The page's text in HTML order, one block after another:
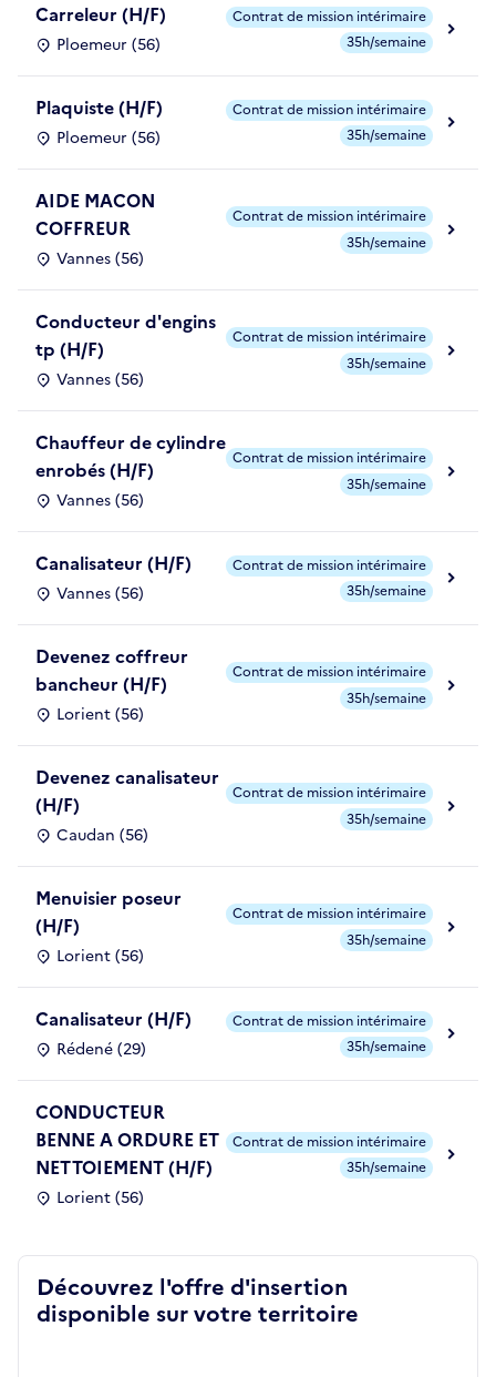
Carreleur (H/F)
Ploemeur (56)
Contrat de mission intérimaire
35h/semaine
Plaquiste (H/F)
Ploemeur (56)
Contrat de mission intérimaire
35h/semaine
AIDE MACON
COFFREUR
Vannes (56)
Contrat de mission intérimaire
35h/semaine
Conducteur d'engins
tp (H/F)
Vannes (56)
Contrat de mission intérimaire
35h/semaine
Chauffeur de cylindre
enrobés (H/F)
Vannes (56)
Contrat de mission intérimaire
35h/semaine
Canalisateur (H/F)
Vannes (56)
Contrat de mission intérimaire
35h/semaine
Devenez coffreur
bancheur (H/F)
Lorient (56)
Contrat de mission intérimaire
35h/semaine
Devenez canalisateur
(H/F)
Caudan (56)
Contrat de mission intérimaire
35h/semaine
Menuisier poseur
(H/F)
Lorient (56)
Contrat de mission intérimaire
35h/semaine
Canalisateur (H/F)
Rédené (29)
Contrat de mission intérimaire
35h/semaine
CONDUCTEUR
BENNE A ORDURE ET
NETTOIEMENT (H/F)
Lorient (56)
Contrat de mission intérimaire
35h/semaine
Découvrez l'offre d'insertion
disponible sur votre territoire